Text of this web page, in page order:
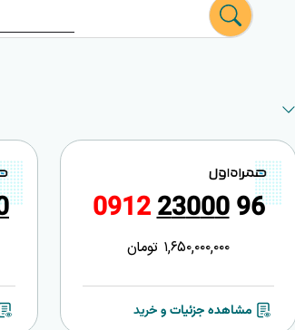
09122300096
1,650,000,000 تومان
مشاهده جزئیات و خرید